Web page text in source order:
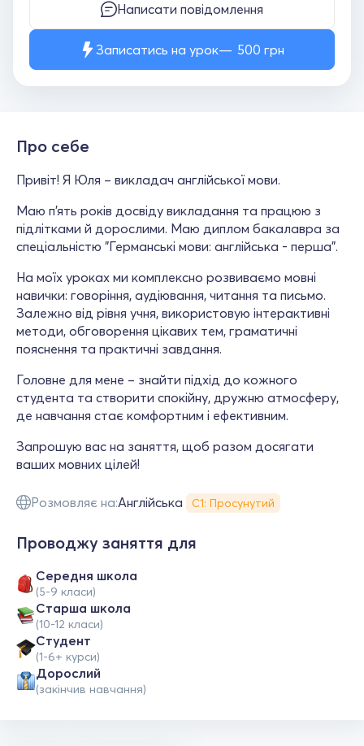
Написати повідомлення
Записатись на урок 500 грн
Про себе
Привіт! Я Юля – викладач англійської мови.
Маю п’ять років досвіду викладання та працюю з
підлітками й дорослими. Маю диплом бакалавра за
спеціальністю "Германські мови: англійська - перша".
На моїх уроках ми комплексно розвиваємо мовні
навички: говоріння, аудіювання, читання та письмо.
Залежно від рівня учня, використовую інтерактивні
методи, обговорення цікавих тем, граматичні
пояснення та практичні завдання.
Головне для мене – знайти підхід до кожного
студента та створити спокійну, дружню атмосферу,
де навчання стає комфортним і ефективним.
Запрошую вас на заняття, щоб разом досягати
ваших мовних цілей!
Розмовляє на:Англійська С1: Просунутий
Проводжу заняття для
Середня школа
(5-9 класи)
Старша школа
(10-12 класи)
Студент
(1-6+ курси)
Дорослий
(закінчив навчання)